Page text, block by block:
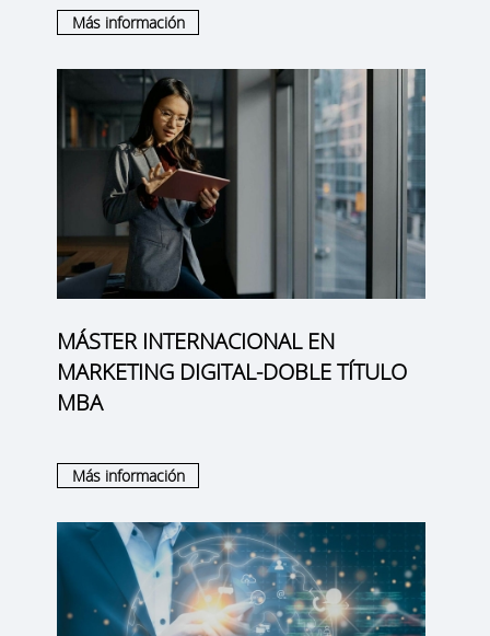
Más información
MÁSTER INTERNACIONAL EN
MARKETING DIGITAL-DOBLE TÍTULO
MBA
Más información